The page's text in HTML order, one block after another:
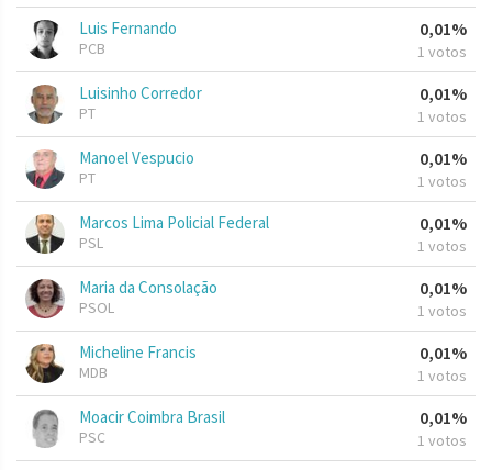
Luis Fernando
PCB
0,01%
1 votos
Luisinho Corredor
PT
0,01%
1 votos
Manoel Vespucio
PT
0,01%
1 votos
Marcos Lima Policial Federal
PSL
0,01%
1 votos
Maria da Consolação
PSOL
0,01%
1 votos
Micheline Francis
MDB
0,01%
1 votos
Moacir Coimbra Brasil
PSC
0,01%
1 votos